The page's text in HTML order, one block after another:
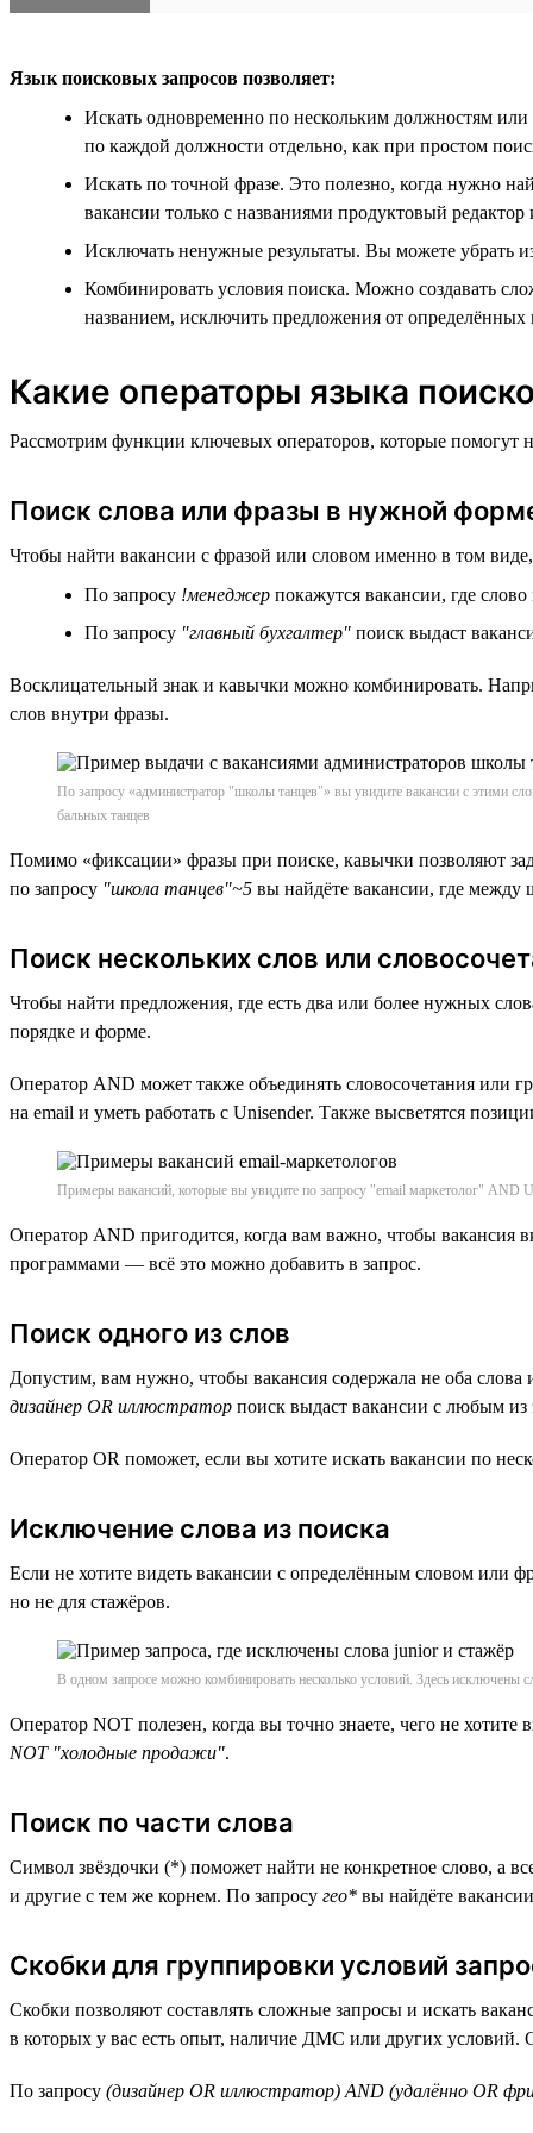
Язык поисковых запросов позволяет:
Искать одновременно по нескольким должностям
по каждой должности отдельно, как при простом
Искать по точной фразе. Это полезно, когда нужно
вакансии только с названиями продуктовый
Исключать ненужные результаты. Вы можете убрать
Комбинировать условия поиска. Можно создавать
названием, исключить предложения от
Какие операторы языка
Рассмотрим функции ключевых операторов, которые помогут
Поиск слова или фразы в нужной
Чтобы найти вакансии с фразой или словом именно в том
По запросу !менеджер покажутся вакансии, где
По запросу "главный бухгалтер" поиск выдаст
Восклицательный знак и кавычки можно комбинировать.
слов внутри фразы.
По запросу «администратор "школы танцев"» вы увидите вакансии с этими
бальных танцев
Помимо «фиксации» фразы при поиске, кавычки позволяют
по запросу "школа танцев"~5 вы найдёте вакансии, где между
Поиск нескольких слов или
Чтобы найти предложения, где есть два или более нужных
порядке и форме.
Оператор AND может также объединять словосочетания или
на email и уметь работать с Unisender. Также высветятся
Примеры вакансий, которые вы увидите по запросу "email маркетолог" AND
Оператор AND пригодится, когда вам важно, чтобы
программами — всё это можно добавить в запрос.
Поиск одного из слов
Допустим, вам нужно, чтобы вакансия содержала не оба
дизайнер OR иллюстратор поиск выдаст вакансии с любым
Оператор OR поможет, если вы хотите искать вакансии по
Исключение слова из поиска
Если не хотите видеть вакансии с определённым словом или
но не для стажёров.
В одном запросе можно комбинировать несколько условий. Здесь
Оператор NOT полезен, когда вы точно знаете, чего не
NOT "холодные продажи".
Поиск по части слова
Символ звёздочки (*) поможет найти не конкретное слово, а
и другие с тем же корнем. По запросу гео* вы найдёте
Скобки для группировки условий
Скобки позволяют составлять сложные запросы и искать
в которых у вас есть опыт, наличие ДМС или других условий.
По запросу (дизайнер OR иллюстратор) AND (удалённо OR